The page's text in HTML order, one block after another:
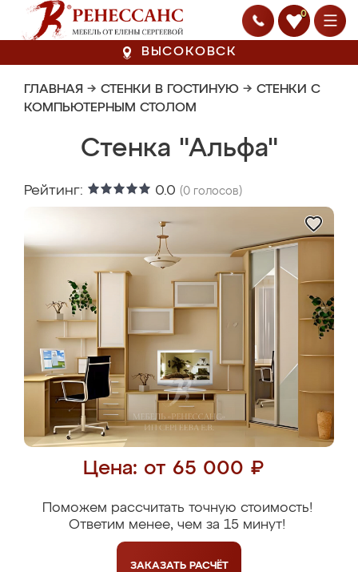
0
ВЫСОКОВСК
ГЛАВНАЯ → СТЕНКИ В ГОСТИНУЮ → СТЕНКИ С
КОМПЬЮТЕРНЫМ СТОЛОМ
Стенка "Альфа"
Рейтинг: 0.0 (0 голосов)
Цена: от 65 000 ₽
Поможем рассчитать точную стоимость!
Ответим менее, чем за 15 минут!
ЗАКАЗАТЬ РАСЧЁТ